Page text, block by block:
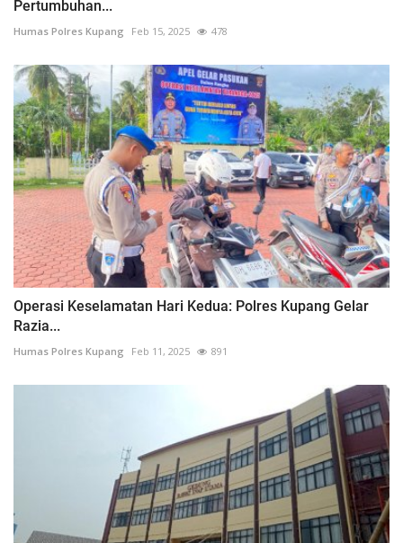
Pertumbuhan...
Humas Polres Kupang Feb 15, 2025 478
Operasi Keselamatan Hari Kedua: Polres Kupang Gelar
Razia...
Humas Polres Kupang Feb 11, 2025 891